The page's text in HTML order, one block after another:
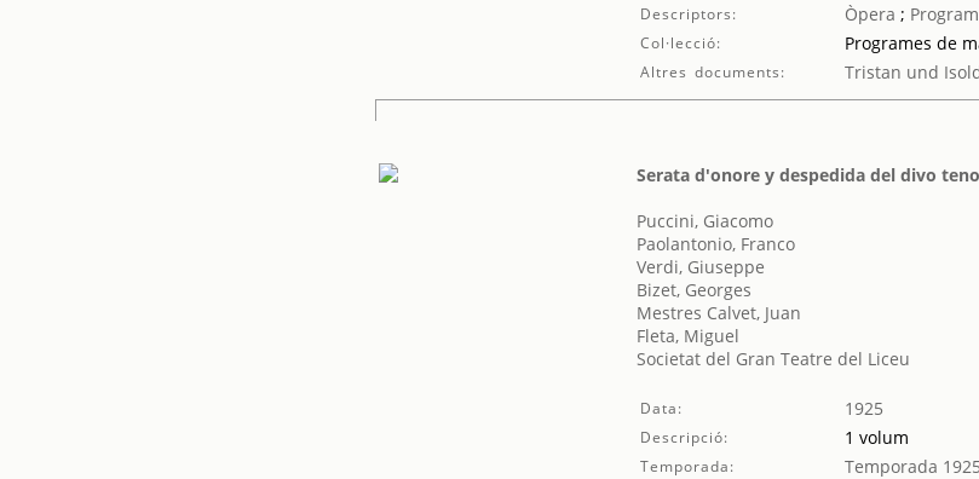
Descriptors: Òpera ;
Col·lecció: Programes de
Altres documents: Tristan und
Serata d'onore y despedida del divo
Puccini, Giacomo
Paolantonio, Franco
Verdi, Giuseppe
Bizet, Georges
Mestres Calvet, Juan
Fleta, Miguel
Societat del Gran Teatre del Liceu
Data: 1925
Descripció: 1 volum
Temporada: Temporada